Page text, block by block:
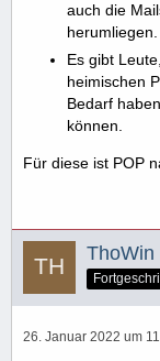
auch die
herumliegen.
Es gibt
heimischen
Bedarf
können.
Für diese ist POP
ThoWin
26. Januar 2022 um